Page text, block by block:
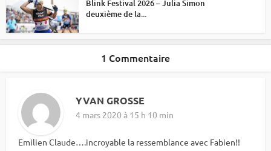
Blink Festival 2026 – Julia Simon
deuxième de la...
1 Commentaire
YVAN GROSSE
4 mars 2020 à 15 h 10 min
Emilien Claude….incroyable la ressemblance avec Fabien!!